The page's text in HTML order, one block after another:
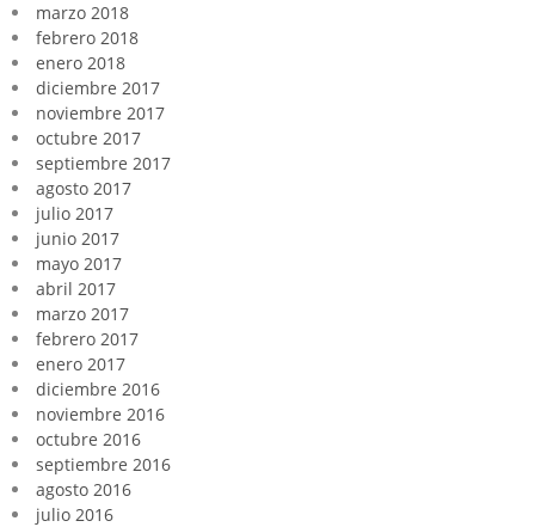
marzo 2018
febrero 2018
enero 2018
diciembre 2017
noviembre 2017
octubre 2017
septiembre 2017
agosto 2017
julio 2017
junio 2017
mayo 2017
abril 2017
marzo 2017
febrero 2017
enero 2017
diciembre 2016
noviembre 2016
octubre 2016
septiembre 2016
agosto 2016
julio 2016